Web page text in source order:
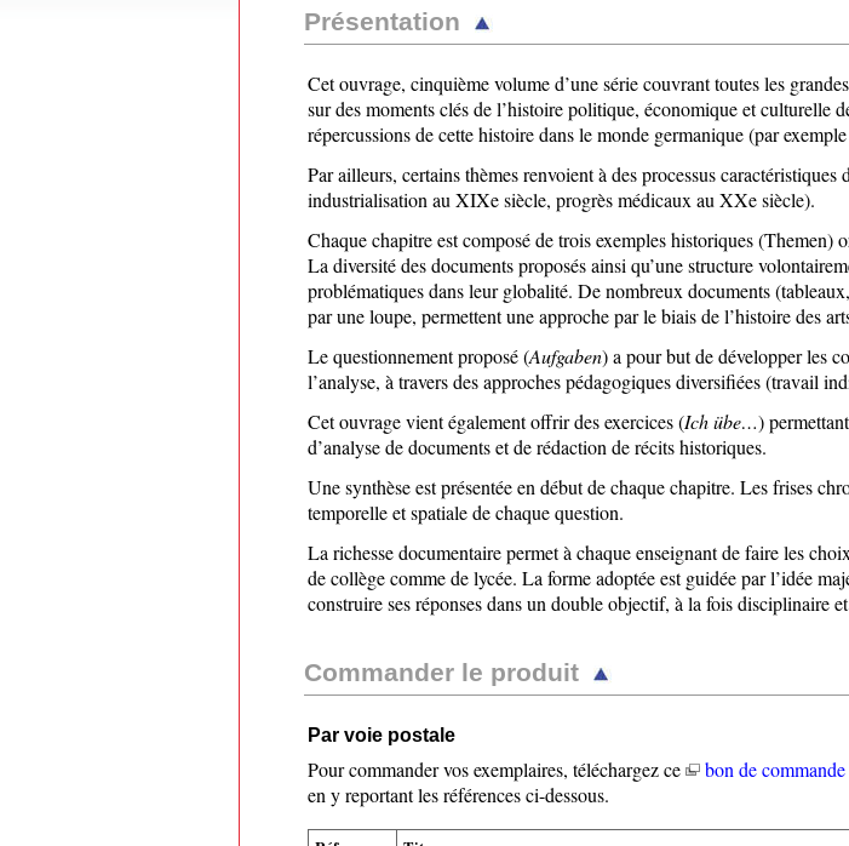
Présentation
Cet ouvrage, cinquième volume d’une série couvrant toutes les
sur des moments clés de l’histoire politique, économique et culturelle
répercussions de cette histoire dans le monde germanique (par
Par ailleurs, certains thèmes renvoient à des processus
industrialisation au XIXe siècle, progrès médicaux au XXe siècle).
Chaque chapitre est composé de trois exemples historiques
La diversité des documents proposés ainsi qu’une structure
problématiques dans leur globalité. De nombreux documents
par une loupe, permettent une approche par le biais de l’histoire des
Le questionnement proposé (Aufgaben) a pour but de développer les
l’analyse, à travers des approches pédagogiques diversifiées (travail
Cet ouvrage vient également offrir des exercices (Ich übe…)
d’analyse de documents et de rédaction de récits historiques.
Une synthèse est présentée en début de chaque chapitre. Les frises
temporelle et spatiale de chaque question.
La richesse documentaire permet à chaque enseignant de faire les
de collège comme de lycée. La forme adoptée est guidée par l’idée
construire ses réponses dans un double objectif, à la fois disciplinaire
Commander le produit
Par voie postale
Pour commander vos exemplaires, téléchargez ce bon de commande
en y reportant les références ci-dessous.